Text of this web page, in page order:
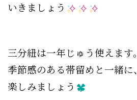
いきましょう
三分紐は一年じゅう使えます。
季節感のある帯留めと一緒に、
楽しみましょう